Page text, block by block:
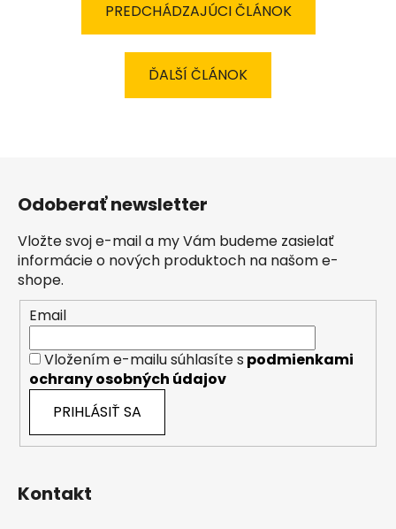
PREDCHÁDZAJÚCI ČLÁNOK
ĎALŠÍ ČLÁNOK
Odoberať newsletter
Vložte svoj e-mail a my Vám budeme zasielať
informácie o nových produktoch na našom e-
shope.
Email
Vložením e-mailu súhlasíte s podmienkami
ochrany osobných údajov
PRIHLÁSIŤ SA
Kontakt